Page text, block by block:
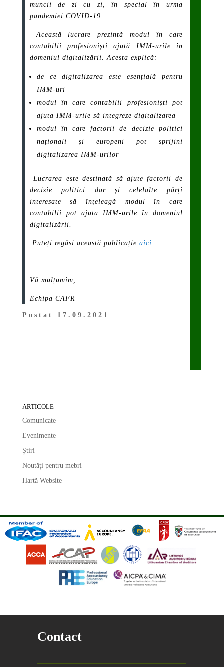
muncii de zi cu zi, în special în urma
pandemiei COVID-19.
Această lucrare prezintă modul în care
contabilii profesioniști ajută IMM-urile în
domeniul digitalizării. Acesta explică:
de ce digitalizarea este esențială pentru
IMM-uri
modul în care contabilii profesioniști pot
ajuta IMM-urile să integreze digitalizarea
modul în care factorii de decizie politici
naționali și europeni pot sprijini
digitalizarea IMM-urilor
Lucrarea este destinată să ajute factorii de
decizie politici dar și celelalte părți
interesate să înțeleagă modul în care
contabilii pot ajuta IMM-urile în domeniul
digitalizării.
Puteți regăsi această publicație aici.
Vă mulțumim,
Echipa CAFR
Postat 17.09.2021
ARTICOLE
Comunicate
Evenimente
Știri
Noutăți pentru mebri
Hartă Website
Contact